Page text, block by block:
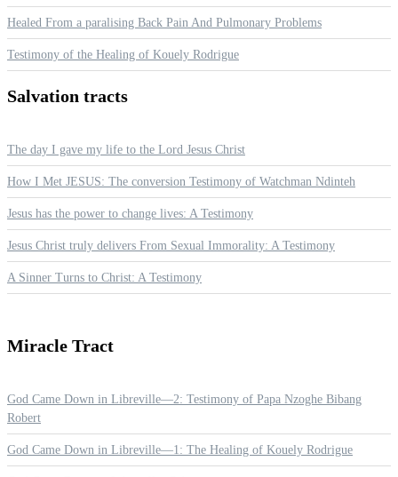
Healed From a paralising Back Pain And Pulmonary Problems
Testimony of the Healing of Kouely Rodrigue
Salvation tracts
The day I gave my life to the Lord Jesus Christ
How I Met JESUS: The conversion Testimony of Watchman Ndinteh
Jesus has the power to change lives: A Testimony
Jesus Christ truly delivers From Sexual Immorality: A Testimony
A Sinner Turns to Christ: A Testimony
Miracle Tract
God Came Down in Libreville—2: Testimony of Papa Nzoghe Bibang
Robert
God Came Down in Libreville—1: The Healing of Kouely Rodrigue